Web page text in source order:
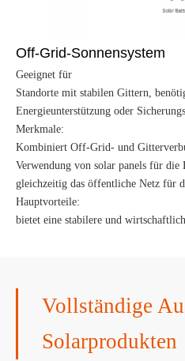
Off-Grid-Sonnensystem
Geeignet für
Standorte mit stabilen Gittern,
Energieunterstützung oder
Merkmale:
Kombiniert Off-Grid- und
Verwendung von solar panels für die
gleichzeitig das öffentliche Netz für
Hauptvorteile:
bietet eine stabilere und
Vollständige
Solarprodukten